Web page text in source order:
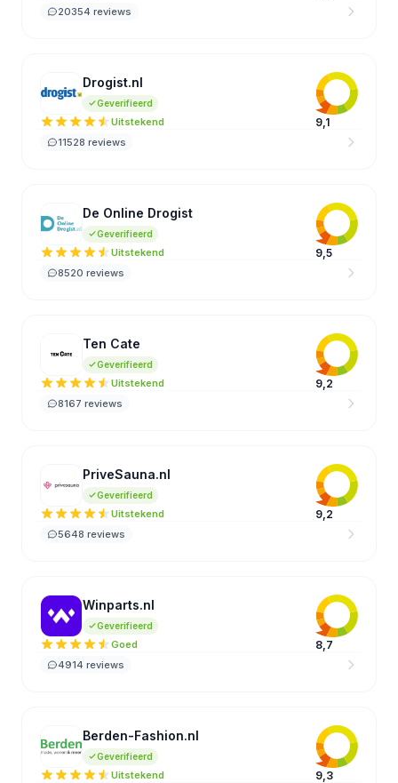
20354 reviews
DR
Drogist.nl
Geverifieerd
9,1
Uitstekend
11528 reviews
DO
De Online Drogist
Geverifieerd
9,5
Uitstekend
8520 reviews
TC
Ten Cate
Geverifieerd
9,2
Uitstekend
8167 reviews
PR
PriveSauna.nl
Geverifieerd
9,2
Uitstekend
5648 reviews
WI
Winparts.nl
Geverifieerd
8,7
Goed
4914 reviews
BE
Berden-Fashion.nl
Geverifieerd
9,3
Uitstekend